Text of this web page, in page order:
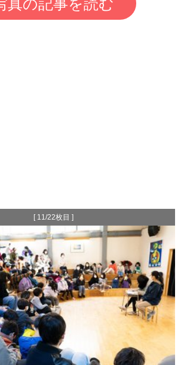
[ 11/22枚目 ]